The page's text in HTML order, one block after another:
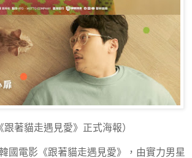
跟著貓走遇見愛》正式海報）
國電影《跟著貓走遇見愛》，由實力男星